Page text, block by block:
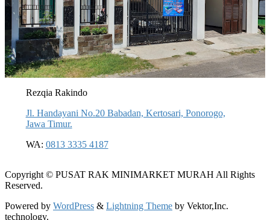
Rezqia Rakindo
Jl. Handayani No.20 Babadan, Kertosari, Ponorogo,
Jawa Timur.
WA: 0813 3335 4187
Copyright © PUSAT RAK MINIMARKET MURAH All Rights
Reserved.
Powered by WordPress & Lightning Theme by Vektor,Inc.
technology.